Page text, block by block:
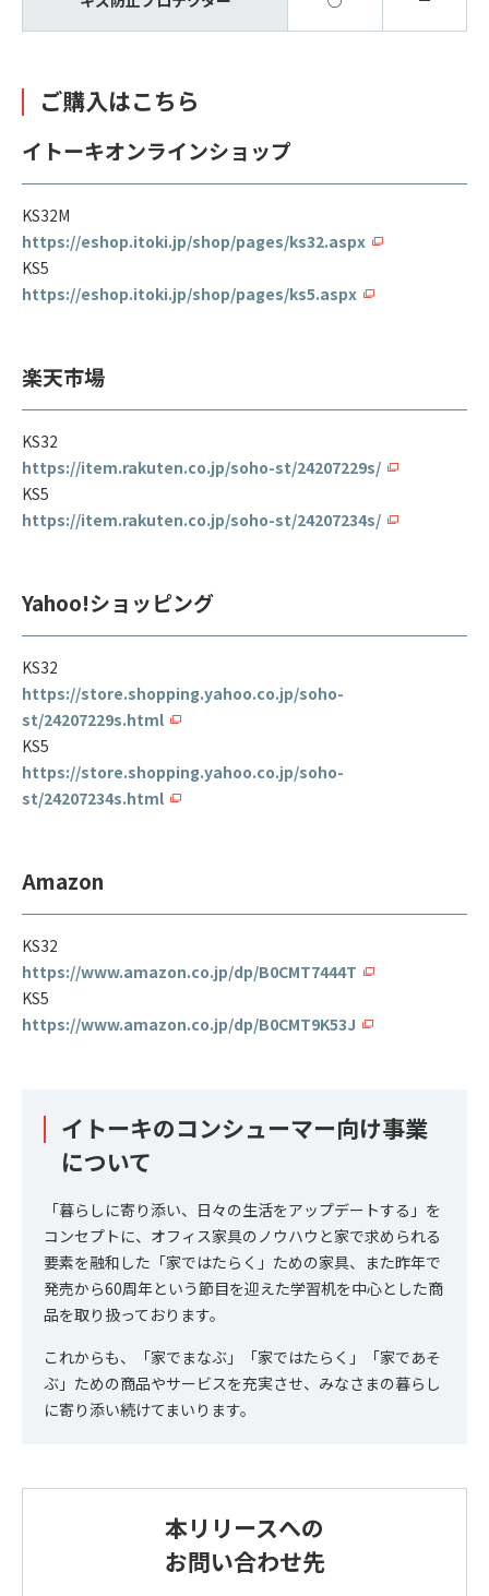
ご購入はこちら
イトーキオンラインショップ
KS32M
https://eshop.itoki.jp/shop/pages/ks32.aspx
KS5
https://eshop.itoki.jp/shop/pages/ks5.aspx
楽天市場
KS32
https://item.rakuten.co.jp/soho-st/24207229s/
KS5
https://item.rakuten.co.jp/soho-st/24207234s/
Yahoo!ショッピング
KS32
https://store.shopping.yahoo.co.jp/soho-
st/24207229s.html
KS5
https://store.shopping.yahoo.co.jp/soho-
st/24207234s.html
Amazon
KS32
https://www.amazon.co.jp/dp/B0CMT7444T
KS5
https://www.amazon.co.jp/dp/B0CMT9K53J
イトーキのコンシューマー向け事業
について
「暮らしに寄り添い、日々の生活をアップデートする」を
コンセプトに、オフィス家具のノウハウと家で求められる
要素を融和した「家ではたらく」ための家具、また昨年で
発売から60周年という節目を迎えた学習机を中心とした商
品を取り扱っております。
これからも、「家でまなぶ」「家ではたらく」「家であそ
ぶ」ための商品やサービスを充実させ、みなさまの暮らし
に寄り添い続けてまいります。
本リリースへの
お問い合わせ先